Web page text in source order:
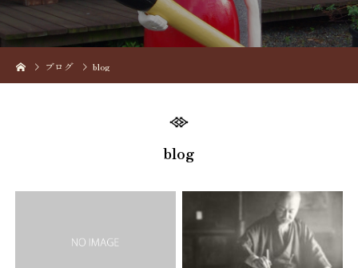
ブログ blog
blog